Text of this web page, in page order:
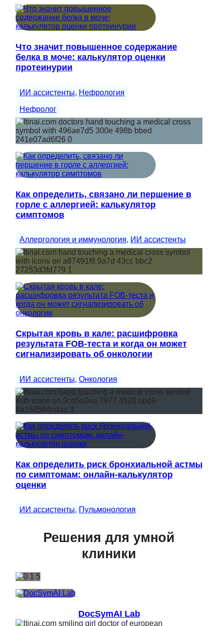
Что значит повышенное содержание
белка в моче: калькулятор оценки
протеинурии
ИИ ассистенты, Нефрология
Нефролог
Как определить, связано ли першение в
горле с аллергией: калькулятор
симптомов
Аллергология и иммунология, ИИ ассистенты
Скрытая кровь в кале: расшифровка
результата FOB-теста и когда он может
сигнализировать об онкологии
ИИ ассистенты, Онкология
Как определить риск бронхиальной астмы
по симптомам: онлайн-калькулятор
оценки
ИИ ассистенты, Пульмонология
Решения для умной
клиники
DocSymAI Lab